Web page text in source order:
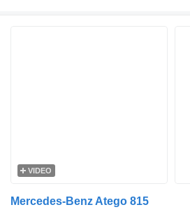
VIDEO
Mercedes-Benz Atego 815